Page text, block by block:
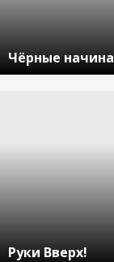
Чёрные
Руки Вверх!